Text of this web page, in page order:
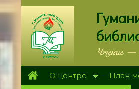
Перейти
к
основному
содержанию
Чтение —
О центре План